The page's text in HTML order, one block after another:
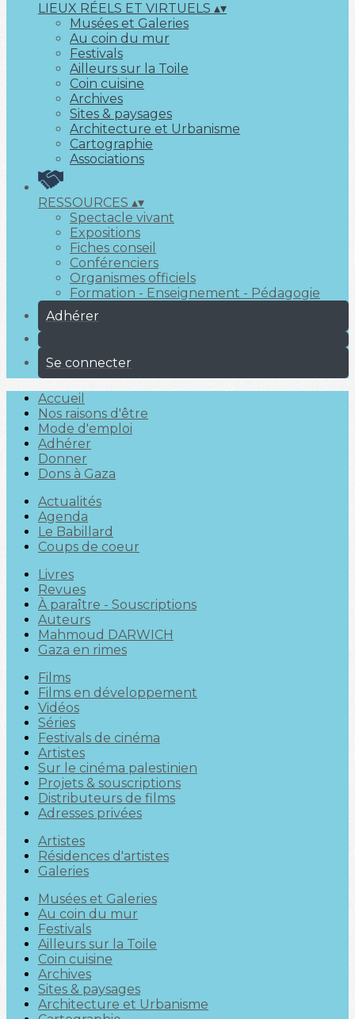
LIEUX RÉELS ET VIRTUELS ▴▾
Musées et Galeries
Au coin du mur
Festivals
Ailleurs sur la Toile
Coin cuisine
Archives
Sites & paysages
Architecture et Urbanisme
Cartographie
Associations
RESSOURCES ▴▾
Spectacle vivant
Expositions
Fiches conseil
Conférenciers
Organismes officiels
Formation - Enseignement - Pédagogie
Adhérer
Se connecter
Accueil
Nos raisons d'être
Mode d'emploi
Adhérer
Donner
Dons à Gaza
Actualités
Agenda
Le Babillard
Coups de coeur
Livres
Revues
À paraître - Souscriptions
Auteurs
Mahmoud DARWICH
Gaza en rimes
Films
Films en développement
Vidéos
Séries
Festivals de cinéma
Artistes
Sur le cinéma palestinien
Projets & souscriptions
Distributeurs de films
Adresses privées
Artistes
Résidences d'artistes
Galeries
Musées et Galeries
Au coin du mur
Festivals
Ailleurs sur la Toile
Coin cuisine
Archives
Sites & paysages
Architecture et Urbanisme